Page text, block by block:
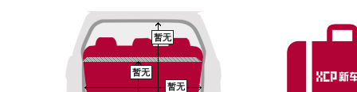
暂无
暂无
暂无